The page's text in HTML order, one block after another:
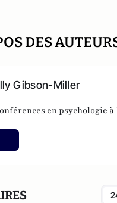
DES
Gibson-Miller
en psychologie